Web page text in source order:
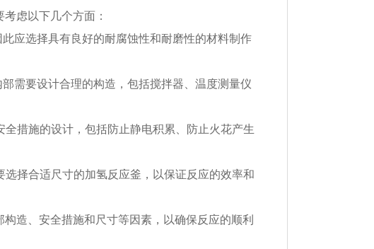
虑以下几个方面：
应选择具有良好的耐腐蚀性和耐磨性的材料制作
需要设计合理的构造，包括搅拌器、温度测量仪
措施的设计，包括防止静电积累、防止火花产生
择合适尺寸的加氢反应釜，以保证反应的效率和
造、安全措施和尺寸等因素，以确保反应的顺利